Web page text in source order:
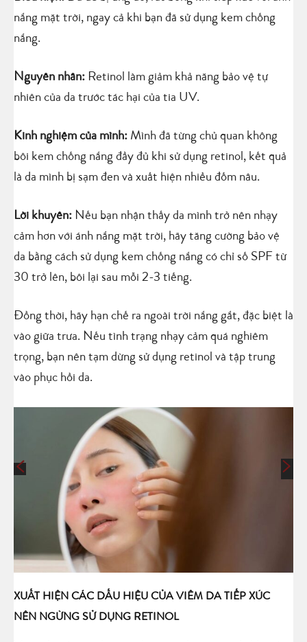
nắng mặt trời, ngay cả khi bạn đã sử dụng kem chống
nắng.
Nguyên nhân: Retinol làm giảm khả năng bảo vệ tự
nhiên của da trước tác hại của tia UV.
Kinh nghiệm của mình: Mình đã từng chủ quan không
bôi kem chống nắng đầy đủ khi sử dụng retinol, kết quả
là da mình bị sạm đen và xuất hiện nhiều đốm nâu.
Lời khuyên: Nếu bạn nhận thấy da mình trở nên nhạy
cảm hơn với ánh nắng mặt trời, hãy tăng cường bảo vệ
da bằng cách sử dụng kem chống nắng có chỉ số SPF từ
30 trở lên, bôi lại sau mỗi 2-3 tiếng.
Đồng thời, hãy hạn chế ra ngoài trời nắng gắt, đặc biệt là
vào giữa trưa. Nếu tình trạng nhạy cảm quá nghiêm
trọng, bạn nên tạm dừng sử dụng retinol và tập trung
vào phục hồi da.
XUẤT HIỆN CÁC DẤU HIỆU CỦA VIÊM DA TIẾP XÚC
NÊN NGỪNG SỬ DỤNG RETINOL